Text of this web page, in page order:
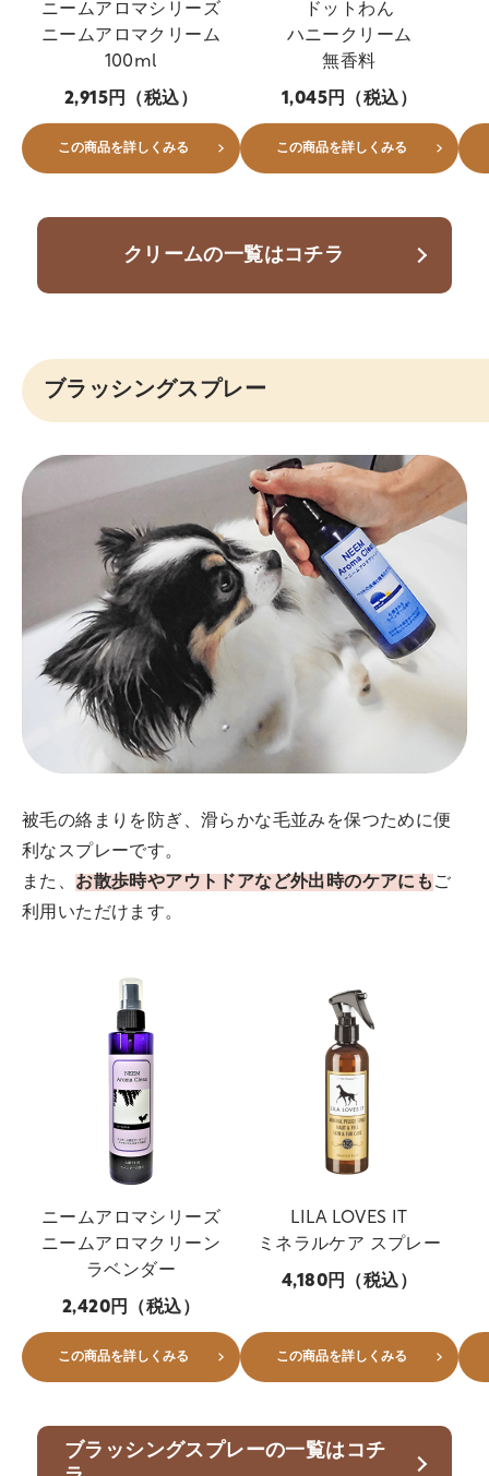
ニームアロマシリーズ
ニームアロマクリーム
100ml
2,915円（税込）
この商品を詳しくみる
ドットわん
ハニークリーム
無香料
1,045円（税込）
この商品を詳しくみる
クリームの一覧はコチラ
ブラッシングスプレー
被毛の絡まりを防ぎ、滑らかな毛並みを保つために便
利なスプレーです。
また、 お散歩時やアウトドアなど外出時のケアにも ご
利用いただけます。
ニームアロマシリーズ
ニームアロマクリーン
ラベンダー
2,420円（税込）
この商品を詳しくみる
LILA LOVES IT
ミネラルケア スプレー
4,180円（税込）
この商品を詳しくみる
ブラッシングスプレーの一覧はコチ